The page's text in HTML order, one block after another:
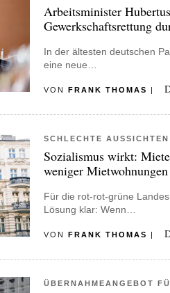
Arbeitsminister
Gewerkschaftsrettung
In der ältesten deutschen
eine neue…
VON FRANK THOMAS |
SCHLECHTE
Sozialismus wirkt:
weniger Mietwohnungen
Für die rot-rot-grüne
Lösung klar: Wenn…
VON FRANK THOMAS |
ÜBERNAHMEANGEBOT